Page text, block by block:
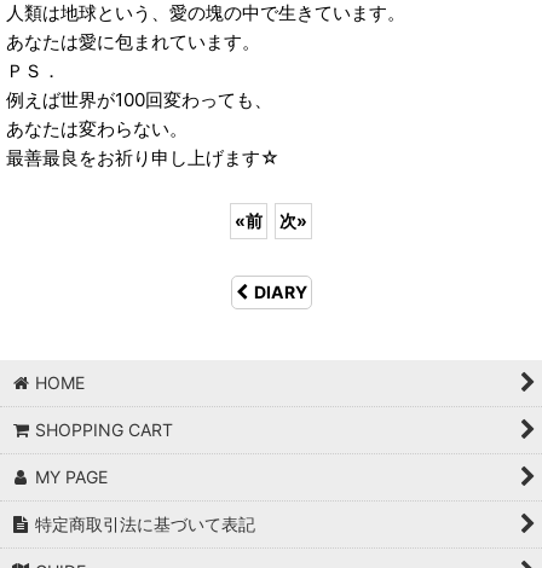
人類は地球という、愛の塊の中で生きています。
あなたは愛に包まれています。
ＰＳ．
例えば世界が100回変わっても、
あなたは変わらない。
最善最良をお祈り申し上げます☆
«前 次»
DIARY
HOME
SHOPPING CART
MY PAGE
特定商取引法に基づいて表記